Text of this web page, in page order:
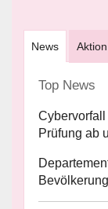
News Aktion
Top News
Prüfung ab